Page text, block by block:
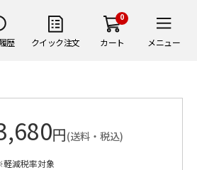
歴 クイック注文
0
カート メニュー
円(送料・税込)
減税率対象